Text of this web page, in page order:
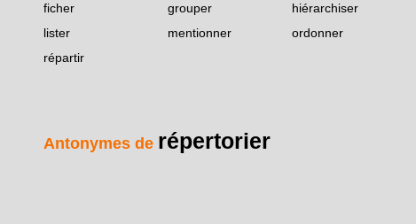
ficher
grouper hiérarchiser
lister
mentionner ordonner
répartir
Antonymes de répertorier